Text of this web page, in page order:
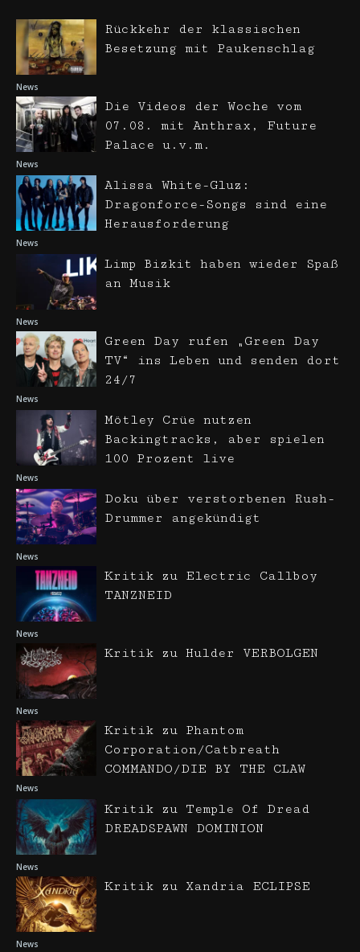
News
Rückkehr der klassischen
Besetzung mit Paukenschlag
News
Die Videos der Woche vom
07.08. mit Anthrax, Future
Palace u.v.m.
News
Alissa White-Gluz:
Dragonforce-Songs sind eine
Herausforderung
News
Limp Bizkit haben wieder Spaß
an Musik
News
Green Day rufen „Green Day
TV“ ins Leben und senden dort
24/7
News
Mötley Crüe nutzen
Backingtracks, aber spielen
100 Prozent live
News
Doku über verstorbenen Rush-
Drummer angekündigt
News
Kritik zu Electric Callboy
TANZNEID
News
Kritik zu Hulder VERBOLGEN
News
Kritik zu Phantom
Corporation/Catbreath
COMMANDO/DIE BY THE CLAW
News
Kritik zu Temple Of Dread
DREADSPAWN DOMINION
News
Kritik zu Xandria ECLIPSE